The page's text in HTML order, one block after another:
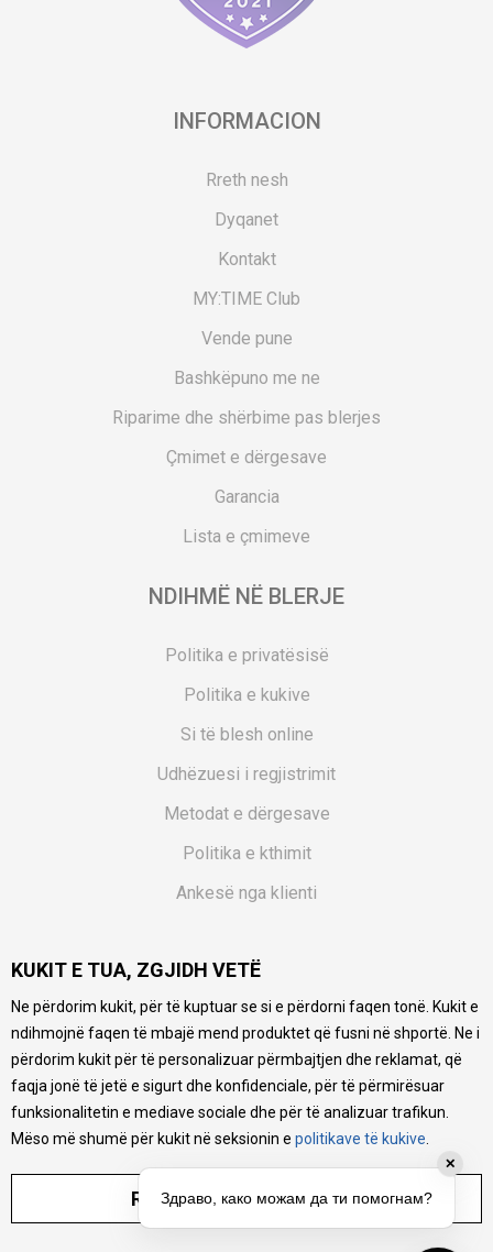
INFORMACION
Rreth nesh
Dyqanet
Kontakt
MY:TIME Club
Vende pune
Bashkëpuno me ne
Riparime dhe shërbime pas blerjes
Çmimet e dërgesave
Garancia
Lista e çmimeve
NDIHMË NË BLERJE
Politika e privatësisë
Politika e kukive
Si të blesh online
Udhëzuesi i regjistrimit
Metodat e dërgesave
Politika e kthimit
Ankesë nga klienti
Pyetjet më të shpeshta
Ne bëjmë çmos që të ofrojmë një përshkrim sa më të saktë
të produkteve tona, ofrojmë edhe foto e çmimin, por nuk
mund të garantojmë që informacioni është i plotë e pa
gabime. Të gjitha produktet janë pjesë e portfolios sonë, por
kjo nuk do të thotë se janë në gjendje në çdo çast.
KUKIT E TUA, ZGJIDH VETË
Ne përdorim kukit, për të kuptuar se si e përdorni faqen tonë. Kukit e
ndihmojnë faqen të mbajë mend produktet që fusni në shportë. Ne i
përdorim kukit për të personalizuar përmbajtjen dhe reklamat, që
faqja jonë të jetë e sigurt dhe konfidenciale, për të përmirësuar
funksionalitetin e mediave sociale dhe për të analizuar trafikun.
Mëso më shumë për kukit në seksionin e politikave të kukive
RREGULLO PARAMETRAT
✕
Здраво, како можам да ти помогнам?